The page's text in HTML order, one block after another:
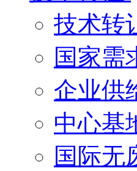
技术转
国家需
企业供
中心基
国际无